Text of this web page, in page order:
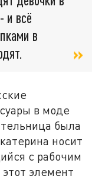
и всё
в
в моде
была
носит
с рабочим
элемент